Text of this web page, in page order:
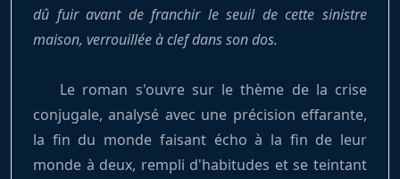
dû fuir avant de franchir le seuil de cette sinistre
maison, verrouillée à clef dans son dos.
Le roman s'ouvre sur le thème de la crise
conjugale, analysé avec une précision effarante,
la fin du monde faisant écho à la fin de leur
monde à deux, rempli d'habitudes et se teintant